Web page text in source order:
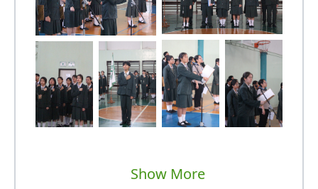
Show More